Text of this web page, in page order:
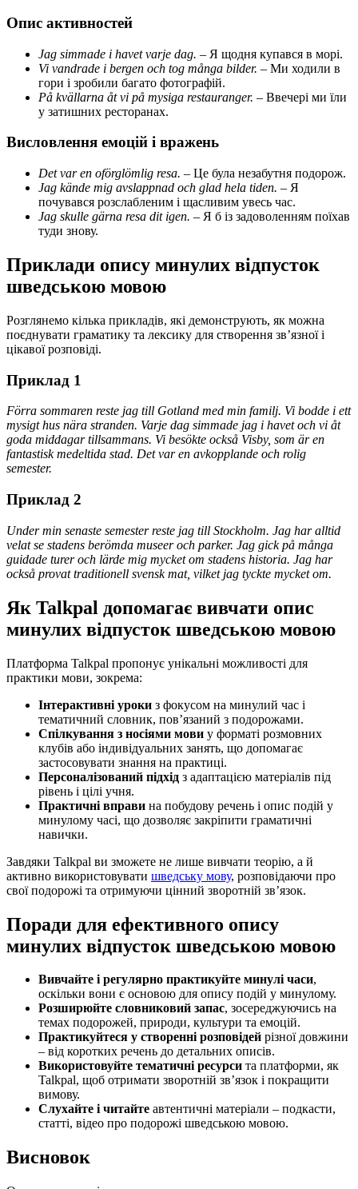
Опис активностей
Jag simmade i havet varje dag. – Я щодня купався в морі.
Vi vandrade i bergen och tog många bilder. – Ми ходили в
гори і зробили багато фотографій.
På kvällarna åt vi på mysiga restauranger. – Ввечері ми їли
у затишних ресторанах.
Висловлення емоцій і вражень
Det var en oförglömlig resa. – Це була незабутня подорож.
Jag kände mig avslappnad och glad hela tiden. – Я
почувався розслабленим і щасливим увесь час.
Jag skulle gärna resa dit igen. – Я б із задоволенням поїхав
туди знову.
Приклади опису минулих відпусток
шведською мовою
Розглянемо кілька прикладів, які демонструють, як можна
поєднувати граматику та лексику для створення зв’язної і
цікавої розповіді.
Приклад 1
Förra sommaren reste jag till Gotland med min familj. Vi bodde i ett
mysigt hus nära stranden. Varje dag simmade jag i havet och vi åt
goda middagar tillsammans. Vi besökte också Visby, som är en
fantastisk medeltida stad. Det var en avkopplande och rolig
semester.
Приклад 2
Under min senaste semester reste jag till Stockholm. Jag har alltid
velat se stadens berömda museer och parker. Jag gick på många
guidade turer och lärde mig mycket om stadens historia. Jag har
också provat traditionell svensk mat, vilket jag tyckte mycket om.
Як Talkpal допомагає вивчати опис
минулих відпусток шведською мовою
Платформа Talkpal пропонує унікальні можливості для
практики мови, зокрема:
Інтерактивні уроки з фокусом на минулий час і
тематичний словник, пов’язаний з подорожами.
Спілкування з носіями мови у форматі розмовних
клубів або індивідуальних занять, що допомагає
застосовувати знання на практиці.
Персоналізований підхід з адаптацією матеріалів під
рівень і цілі учня.
Практичні вправи на побудову речень і опис подій у
минулому часі, що дозволяє закріпити граматичні
навички.
Завдяки Talkpal ви зможете не лише вивчати теорію, а й
активно використовувати шведську мову, розповідаючи про
свої подорожі та отримуючи цінний зворотній зв’язок.
Поради для ефективного опису
минулих відпусток шведською мовою
Вивчайте і регулярно практикуйте минулі часи,
оскільки вони є основою для опису подій у минулому.
Розширюйте словниковий запас, зосереджуючись на
темах подорожей, природи, культури та емоцій.
Практикуйтеся у створенні розповідей різної довжини
– від коротких речень до детальних описів.
Використовуйте тематичні ресурси та платформи, як
Talkpal, щоб отримати зворотній зв’язок і покращити
вимову.
Слухайте і читайте автентичні матеріали – подкасти,
статті, відео про подорожі шведською мовою.
Висновок